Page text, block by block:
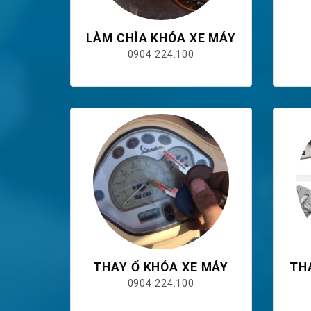
LÀM CHÌA KHÓA XE MÁY
0904.224.100
THAY Ổ KHÓA XE MÁY
0904.224.100